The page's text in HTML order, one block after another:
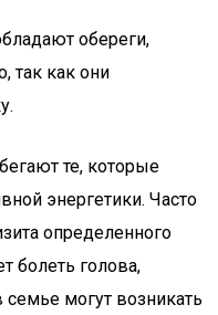
обереги,
так как они
те, которые
энергетики. Часто
определенного
болеть голова,
семье могут возникать